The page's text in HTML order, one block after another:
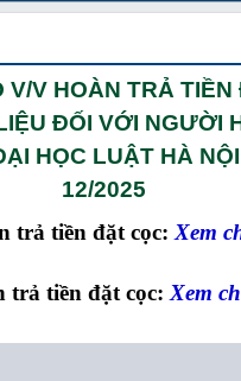
V/V HOÀN TRẢ
ĐỐI VỚI NGƯỜI
HỌC LUẬT HÀ
12/2025
trả tiền đặt cọc: Xem
trả tiền đặt cọc: Xem